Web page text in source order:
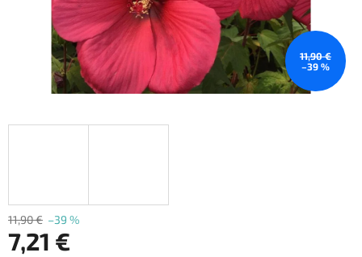
11,90 €
–39 %
11,90 € –39 %
7,21 €